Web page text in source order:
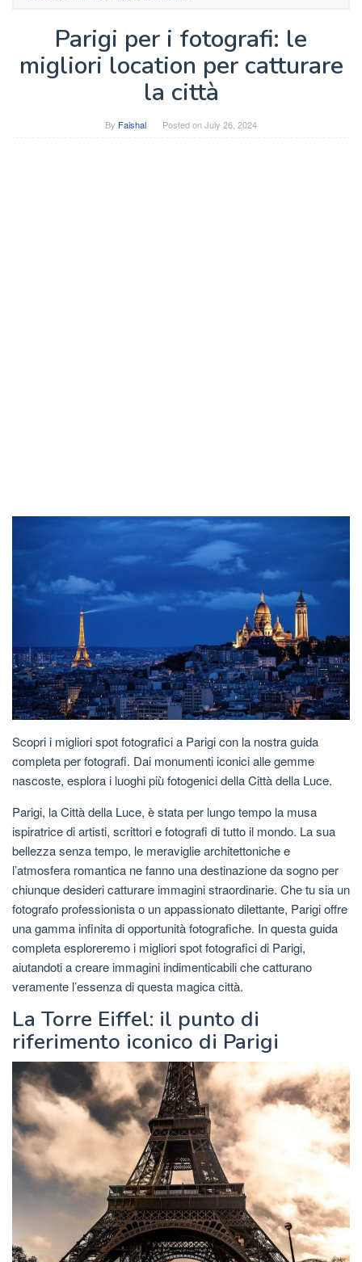
Parigi per i fotografi: le
migliori location per catturare
la città
By Faishal Posted onJuly 26, 2024
Scopri i migliori spot fotografici a Parigi con la nostra guida
completa per fotografi. Dai monumenti iconici alle gemme
nascoste, esplora i luoghi più fotogenici della Città della Luce.
Parigi, la Città della Luce, è stata per lungo tempo la musa
ispiratrice di artisti, scrittori e fotografi di tutto il mondo. La sua
bellezza senza tempo, le meraviglie architettoniche e
l’atmosfera romantica ne fanno una destinazione da sogno per
chiunque desideri catturare immagini straordinarie. Che tu sia un
fotografo professionista o un appassionato dilettante, Parigi offre
una gamma infinita di opportunità fotografiche. In questa guida
completa esploreremo i migliori spot fotografici di Parigi,
aiutandoti a creare immagini indimenticabili che catturano
veramente l’essenza di questa magica città.
La Torre Eiffel: il punto di
riferimento iconico di Parigi